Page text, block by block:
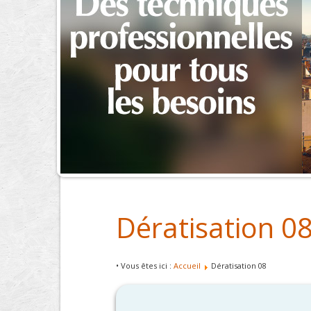
Dératisation
• Vous êtes ici : Accueil Dératisation 08